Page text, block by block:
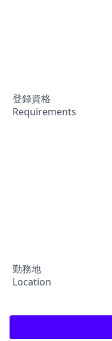
登録資格
Requirements
勤務地
Location